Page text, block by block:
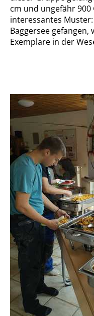
cm und ungefähr 900
interessantes
Baggersee
Exemplare in der